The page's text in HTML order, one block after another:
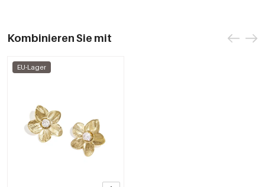
Kombinieren Sie mit
EU-Lager